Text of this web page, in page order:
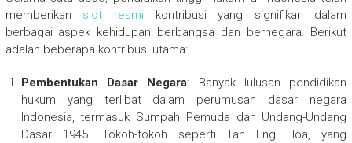
memberikan slot resmikontribusi yang signifikan dalam
berbagai aspek kehidupan berbangsa dan bernegara. Berikut
adalah beberapa kontribusi utama:
Pembentukan Dasar Negara: Banyak lulusan pendidikan
hukum yang terlibat dalam perumusan dasar negara
Indonesia, termasuk Sumpah Pemuda dan Undang-Undang
Dasar 1945. Tokoh-tokoh seperti Tan Eng Hoa, yang